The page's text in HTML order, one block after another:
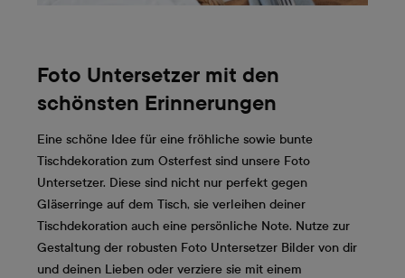
Foto Untersetzer mit den
schönsten Erinnerungen
Eine schöne Idee für eine fröhliche sowie bunte
Tischdekoration zum Osterfest sind unsere Foto
Untersetzer. Diese sind nicht nur perfekt gegen
Gläserringe auf dem Tisch, sie verleihen deiner
Tischdekoration auch eine persönliche Note. Nutze zur
Gestaltung der robusten Foto Untersetzer Bilder von dir
und deinen Lieben oder verziere sie mit einem